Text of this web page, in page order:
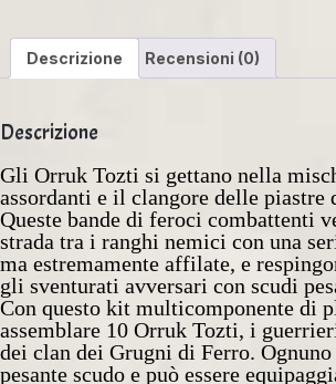
Descrizione Recensioni (0)
Descrizione
Gli Orruk Tozti si gettano nella
assordanti e il clangore delle piastre
Queste bande di feroci combattenti
strada tra i ranghi nemici con una
ma estremamente affilate, e
gli sventurati avversari con scudi
Con questo kit multicomponente di
assemblare 10 Orruk Tozti, i
dei clan dei Grugni di Ferro.
pesante scudo e può essere